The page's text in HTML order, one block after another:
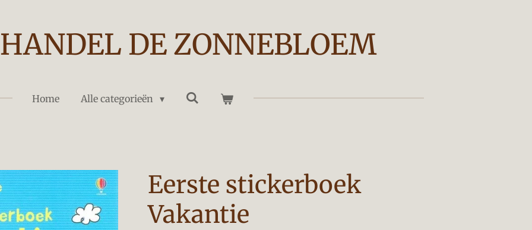
DE ZONNEBLOEM
Home Alle categorieën
Eerste stickerboek
Vakantie